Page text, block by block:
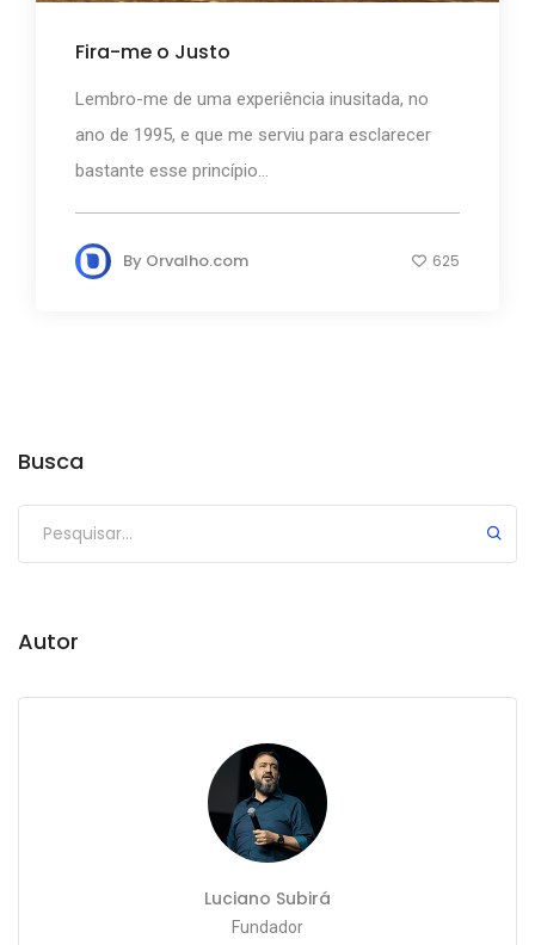
Fira-me o Justo
Lembro-me de uma experiência inusitada, no
ano de 1995, e que me serviu para esclarecer
bastante esse princípio...
By Orvalho.com 625
Busca
Autor
Luciano Subirá
Fundador